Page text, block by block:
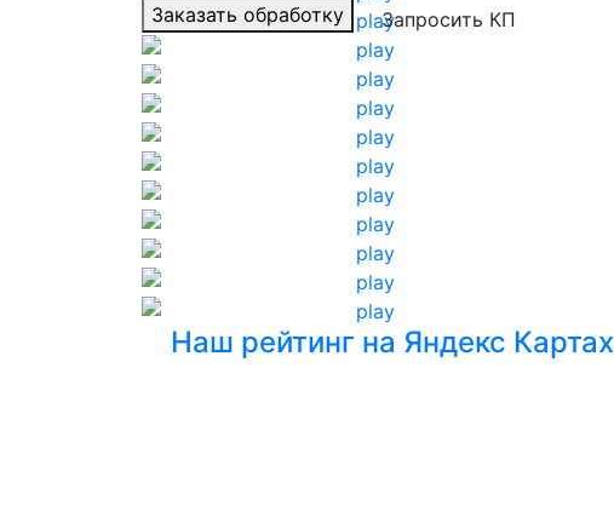
Заказать обработку
Запросить КП
Наш рейтинг на Яндекс Картах